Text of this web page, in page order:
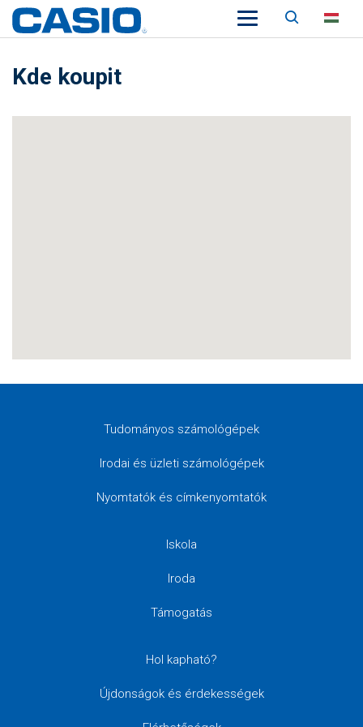
Keresés
Kde koupit
Tudományos számológépek
Irodai és üzleti számológépek
Nyomtatók és címkenyomtatók
Iskola
Iroda
Támogatás
Hol kapható?
Újdonságok és érdekességek